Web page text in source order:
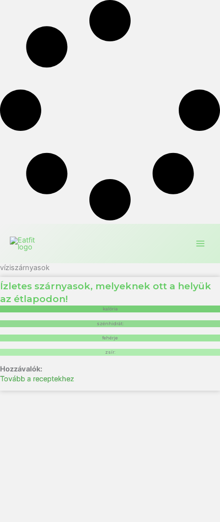
víziszárnyasok
Ízletes szárnyasok, melyeknek ott a helyük
az étlapodon!
kalória
szénhidrát:
fehérje
zsír:
Tovább a receptekhez